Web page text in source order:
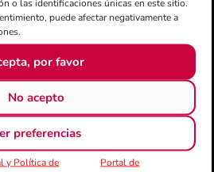
puede afectar negativamente a
por favor
No acepto
preferencias
y Política de
Portal de